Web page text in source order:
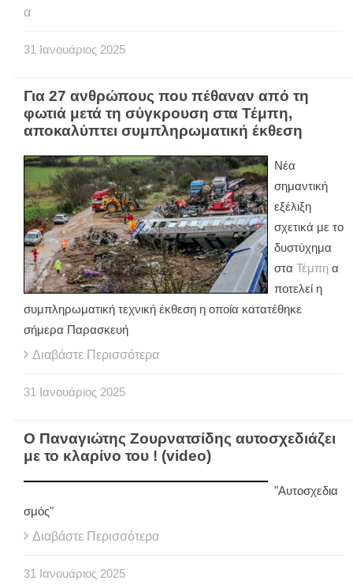
α
31 Ιανουάριος 2025
Για 27 ανθρώπους που πέθαναν από τη
φωτιά μετά τη σύγκρουση στα Τέμπη,
αποκαλύπτει συμπληρωματική έκθεση
Νέα
σημαντική
εξέλιξη
σχετικά με το
δυστύχημα
στα Τέμπη α
ποτελεί η
συμπληρωματική τεχνική έκθεση η οποία κατατέθηκε
σήμερα Παρασκευή
Διαβάστε Περισσότερα
31 Ιανουάριος 2025
Ο Παναγιώτης Ζουρνατσίδης αυτοσχεδιάζει
με το κλαρίνο του ! (video)
"Αυτοσχεδια
σμός"
Διαβάστε Περισσότερα
31 Ιανουάριος 2025